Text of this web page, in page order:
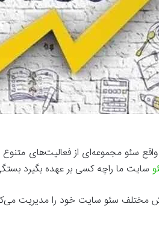
سئو مجموعه‌ای از فعالیت‌های
سایت ما راچه کسی بر عهده بگیرد بستگی به 3 فاکتور اصلی شامل بودجه، منابع انسانی و زمان